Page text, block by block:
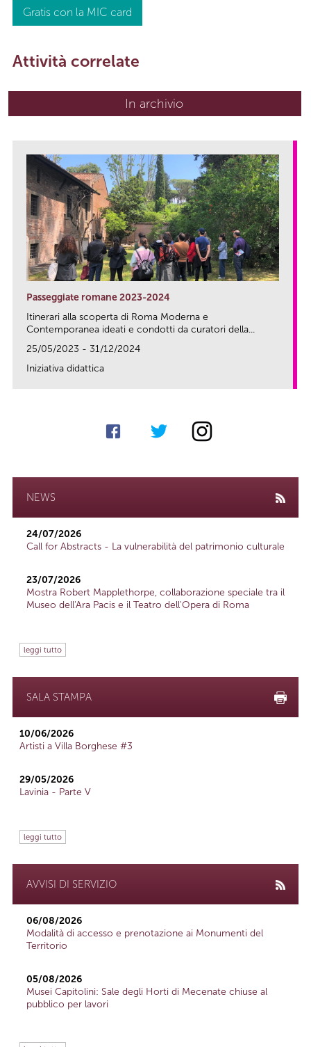
Gratis con la MIC card
Attività correlate
In archivio
Passeggiate romane 2023-2024
Itinerari alla scoperta di Roma Moderna e
Contemporanea ideati e condotti da curatori della...
25/05/2023 - 31/12/2024
Iniziativa didattica
NEWS
24/07/2026
Call for Abstracts - La vulnerabilità del patrimonio culturale
23/07/2026
Mostra Robert Mapplethorpe, collaborazione speciale tra il
Museo dell'Ara Pacis e il Teatro dell'Opera di Roma
leggi tutto
SALA STAMPA
10/06/2026
Artisti a Villa Borghese #3
29/05/2026
Lavinia - Parte V
leggi tutto
AVVISI DI SERVIZIO
06/08/2026
Modalità di accesso e prenotazione ai Monumenti del
Territorio
05/08/2026
Musei Capitolini: Sale degli Horti di Mecenate chiuse al
pubblico per lavori